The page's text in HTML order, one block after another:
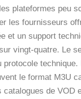
plateformes peu
les fournisseurs
et un support
vingt-quatre. Le
technique.
le format M3U
catalogues de VOD